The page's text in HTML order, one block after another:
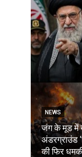
NEWS
जंग के मूड में
अंडरग्राउंड
की फिर